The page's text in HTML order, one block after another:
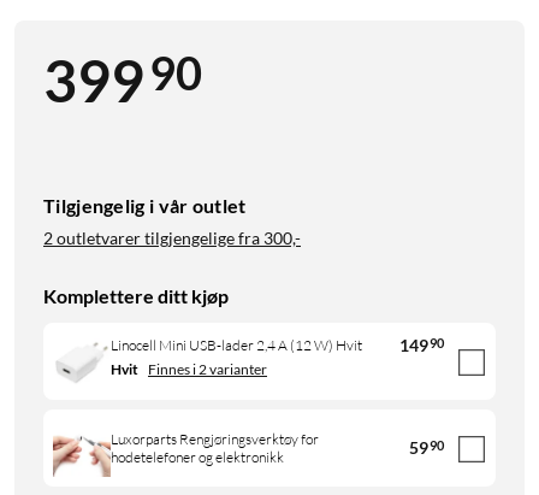
39990
Tilgjengelig i vår outlet
2 outletvarer tilgjengelige fra 300,-
Komplettere ditt kjøp
Linocell Mini USB-lader 2,4 A (12 W) Hvit 14990
Hvit Finnes i 2 varianter
Luxorparts Rengjøringsverktøy for
hodetelefoner og elektronikk
5990